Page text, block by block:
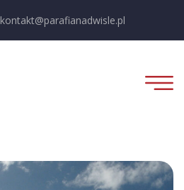
kontakt@parafianadwisle.pl